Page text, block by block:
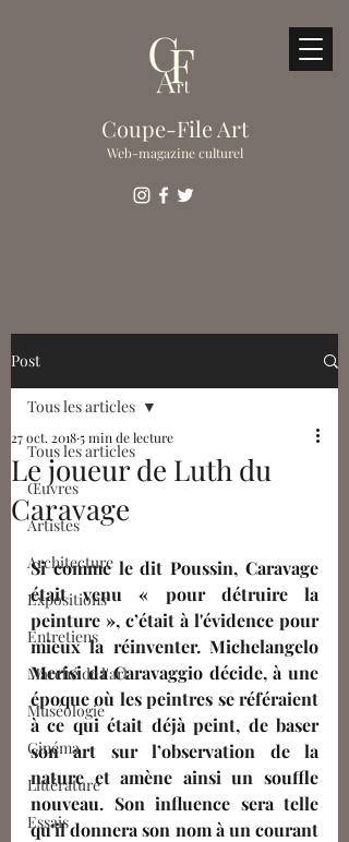
Coupe-File Art
Web-magazine culturel
Post
Tous les articles
Œuvres
Artistes
Architecture
Expositions
Entretiens
Marché de l'art
Muséologie
Cinéma
Littérature
Essais
Tous les articles
Le joueur de Luth du
Caravage
27 oct. 20185 min de lecture
Si comme le dit Poussin, Caravage
était venu « pour détruire la
peinture », c’était à l'évidence pour
mieux la réinventer. Michelangelo
Merisi da Caravaggio décide, à une
époque où les peintres se référaient
à ce qui était déjà peint, de baser
son art sur l’observation de la
nature et amène ainsi un souffle
nouveau. Son influence sera telle
qu'il donnera son nom à un courant